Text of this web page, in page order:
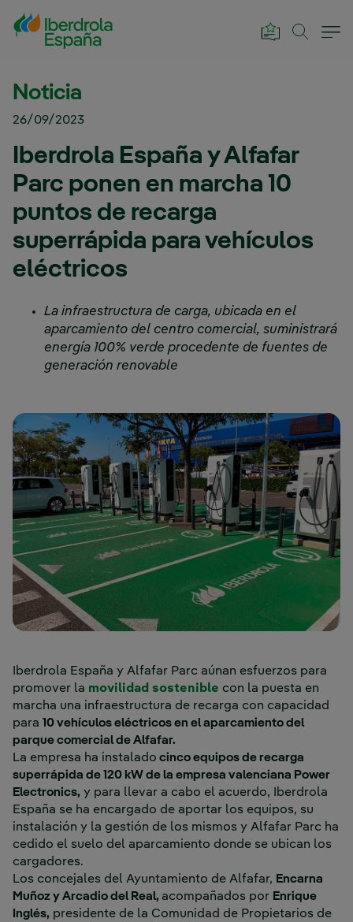
Saltar al contenido principal
Noticia
26/09/2023
Iberdrola España y Alfafar
Parc ponen en marcha 10
puntos de recarga
superrápida para vehículos
eléctricos
La infraestructura de carga, ubicada en el
aparcamiento del centro comercial, suministrará
energía 100% verde procedente de fuentes de
generación renovable
Iberdrola España y Alfafar Parc aúnan esfuerzos para
promover la movilidad sostenible con la puesta en
marcha una infraestructura de recarga con capacidad
para 10 vehículos eléctricos en el aparcamiento del
parque comercial de Alfafar.
La empresa ha instalado cinco equipos de recarga
superrápida de 120 kW de la empresa valenciana Power
Electronics, y para llevar a cabo el acuerdo, Iberdrola
España se ha encargado de aportar los equipos, su
instalación y la gestión de los mismos y Alfafar Parc ha
cedido el suelo del aparcamiento donde se ubican los
cargadores.
Los concejales del Ayuntamiento de Alfafar, Encarna
Muñoz y Arcadio del Real, acompañados por Enrique
Inglés, presidente de la Comunidad de Propietarios de